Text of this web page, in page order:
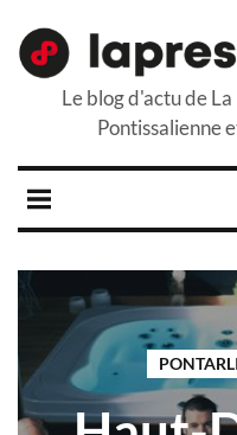
Le blog d'actu de
Pontissalienne